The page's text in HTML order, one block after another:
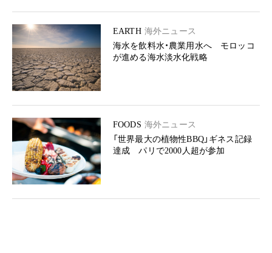
EARTH 海外ニュース
海水を飲料水・農業用水へ モロッコ
が進める海水淡水化戦略
FOODS 海外ニュース
「世界最大の植物性BBQ」ギネス記録
達成 パリで2000人超が参加